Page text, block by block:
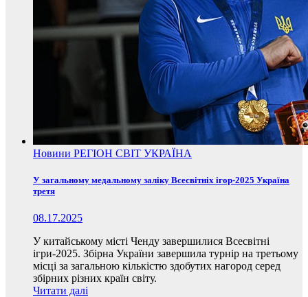
Новини РЕГІОН СВІТ УКРАЇНА
У загальному медальному заліку Всесвітніх ігор-2025 Україна
третя
08.17.2025
У китайському місті Ченду завершилися Всесвітні
ігри-2025. Збірна України завершила турнір на третьому
місці за загальною кількістю здобутих нагород серед
збірних різних країн світу.
Читати далі